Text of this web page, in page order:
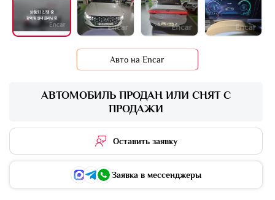
АВТОМОБИЛЬ ПРОДАН ИЛИ СНЯТ С
ПРОДАЖИ
Оставить заявку
Заявка в мессенджеры
Авто на Encar